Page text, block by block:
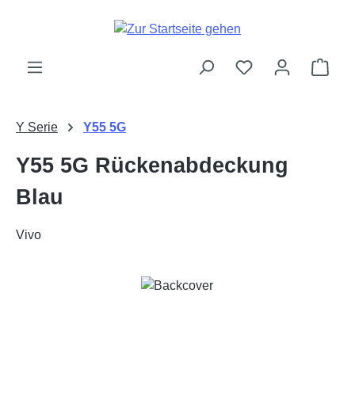
Zum Hauptinhalt springen
Y Serie Y55 5G
Y55 5G Rückenabdeckung
Blau
Vivo
Bildergalerie überspringen